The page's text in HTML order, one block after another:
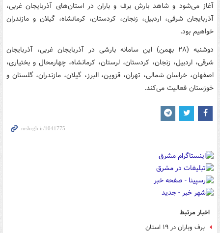
آغاز می‌شود و شاهد بارش برف و باران در استان‌های آذربایجان غربی،
آذربایجان شرقی، اردبیل، زنجان، کردستان، کرمانشاه، گیلان و مازندران
خواهیم بود.
دوشنبه (۲۸ بهمن) این سامانه بارشی در آذربایجان غربی، آذربایجان
شرقی، اردبیل، زنجان، کردستان، لرستان، کرمانشاه، چهارمحال و بختیاری،
اصفهان، خراسان شمالی، تهران، قزوین، البرز، گیلان، مازندران، گلستان و
خوزستان فعالیت می‌کند.
اخبار مرتبط
برف وباران در ۱۹ استان